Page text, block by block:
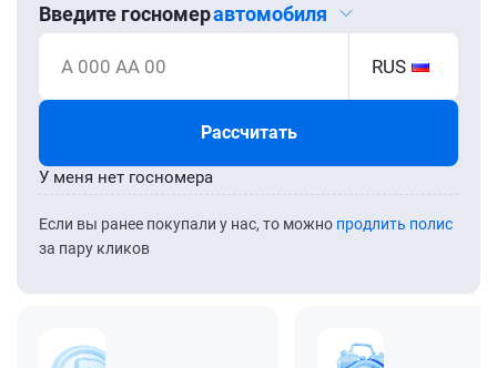
Введите госномеравтомобиля
А 000 АА 00 RUS
Рассчитать
Если вы ранее покупали у нас, то можно продлить полис
за пару кликов
У меня нет госномера